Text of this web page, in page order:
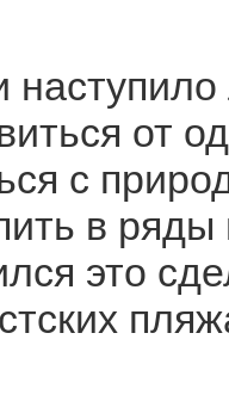
от
с
в ряды
это